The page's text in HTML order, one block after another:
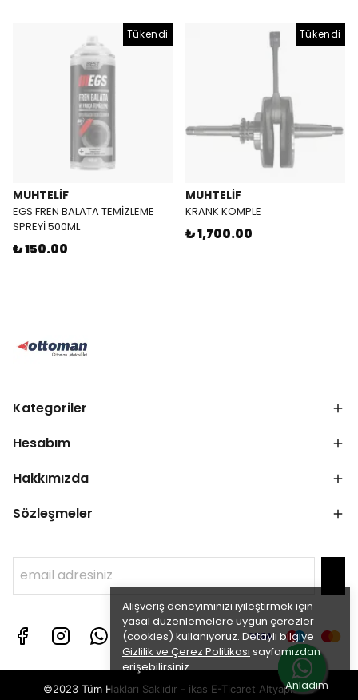
Alışveriş deneyiminizi iyileştirmek için
yasal düzenlemelere uygun çerezler
(cookies) kullanıyoruz. Detaylı bilgiye
Gizlilik ve Çerez Politikası sayfamızdan
erişebilirsiniz.
Anladım
Tükendi
MUHTELİF
EGS FREN BALATA TEMİZLEME
SPREYİ 500ML
₺ 150.00
Tükendi
MUHTELİF
KRANK KOMPLE
₺ 1,700.00
Kategoriler
Hesabım
Hakkımızda
Sözleşmeler
©2023 Tüm Hakları Saklıdır - ikas E-Ticaret Altyapısı ile